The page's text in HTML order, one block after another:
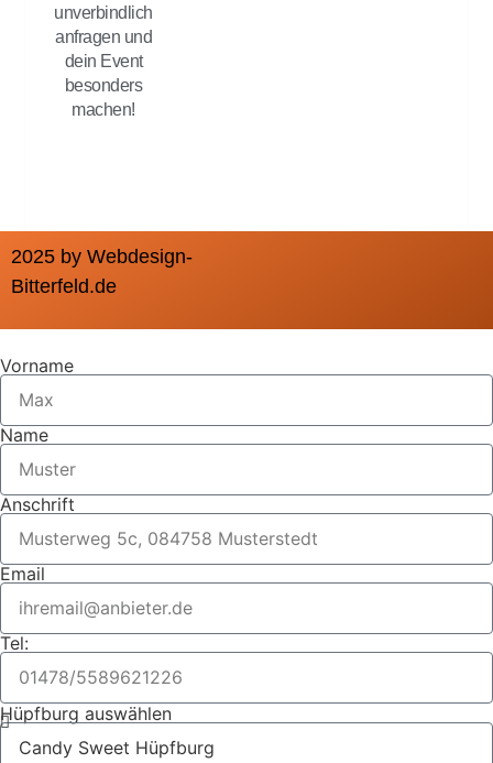
unverbindlich
anfragen und
dein Event
besonders
machen!
2025 by Webdesign-
Bitterfeld.de
Vorname
Name
Anschrift
Email
Tel:
Hüpfburg auswählen